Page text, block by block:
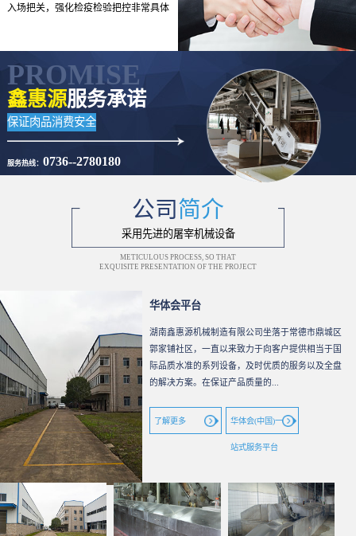
入场把关，强化检疫检验把控非常具体
PROMISE
鑫惠源服务承诺
保证肉品消费安全
服务热线： 0736--2780180
公司简介
采用先进的屠宰机械设备
METICULOUS PROCESS, SO THAT
EXQUISITE PRESENTATION OF THE PROJECT
华体会平台
湖南鑫惠源机械制造有限公司坐落于常德市鼎城区
郭家铺社区，一直以来致力于向客户提供相当于国
际品质水准的系列设备，及时优质的服务以及全盘
的解决方案。在保证产品质量的...
了解更多 华体会(中国)一
站式服务平台